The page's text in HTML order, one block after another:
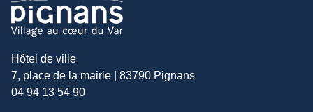
Hôtel de ville
7, place de la mairie | 83790 Pignans
04 94 13 54 90